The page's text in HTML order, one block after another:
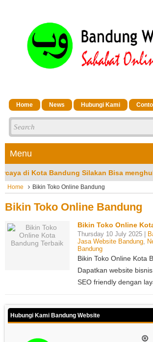
Home News Hubungi Kami
Menu
Silakan Bisa menghubungi CS Kami
Home Bikin Toko Online Bandung
Bikin Toko Online Bandung
Bikin Toko Online
Thursday 10 July 2025 |
Jasa Website Bandung,
Bandung
Bikin Toko Online Kota
Dapatkan website
SEO friendly dengan
Hubungi Kami Bandung Website